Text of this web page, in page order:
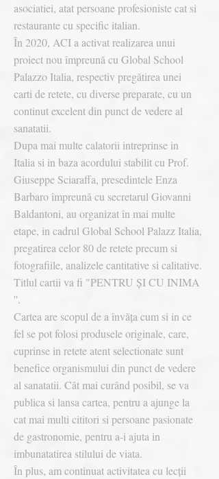
asociatiei, atat persoane profesioniste cat si
restaurante cu specific italian.
În 2020, ACI a activat realizarea unui
proiect nou împreună cu Global School
Palazzo Italia, respectiv pregătirea unei
carti de retete, cu diverse preparate, cu un
continut excelent din punct de vedere al
sanatatii.
Dupa mai multe calatorii intreprinse in
Italia si in baza acordului stabilit cu Prof.
Giuseppe Sciaraffa, presedintele Enza
Barbaro împreună cu secretarul Giovanni
Baldantoni, au organizat în mai multe
etape, in cadrul Global School Palazz Italia,
pregatirea celor 80 de retete precum si
fotografiile, analizele cantitative si calitative.
Titlul cartii va fi "PENTRU ȘI CU INIMA
''.
Cartea are scopul de a învăța cum si in ce
fel se pot folosi produsele originale, care,
cuprinse in retete atent selectionate sunt
benefice organismului din punct de vedere
al sanatatii. Cât mai curând posibil, se va
publica si lansa cartea, pentru a ajunge la
cat mai multi cititori si persoane pasionate
de gastronomie, pentru a-i ajuta in
imbunatatirea stilului de viata.
În plus, am continuat activitatea cu lecții